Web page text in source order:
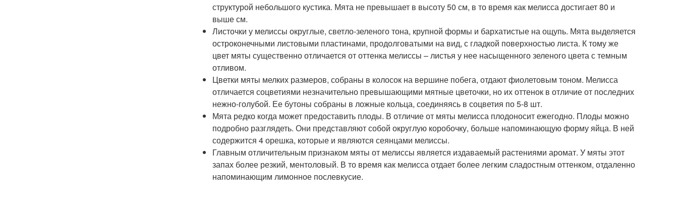
структурой небольшого кустика. Мята не превышает в высоту 50 см, в то время как мелисса достигает 80 и
выше см.
Листочки у мелиссы округлые, светло-зеленого тона, крупной формы и бархатистые на ощупь. Мята выделяется
остроконечными листовыми пластинами, продолговатыми на вид, с гладкой поверхностью листа. К тому же
цвет мяты существенно отличается от оттенка мелиссы – листья у нее насыщенного зеленого цвета с темным
отливом.
Цветки мяты мелких размеров, собраны в колосок на вершине побега, отдают фиолетовым тоном. Мелисса
отличается соцветиями незначительно превышающими мятные цветочки, но их оттенок в отличие от последних
нежно-голубой. Ее бутоны собраны в ложные кольца, соединяясь в соцветия по 5-8 шт.
Мята редко когда может предоставить плоды. В отличие от мяты мелисса плодоносит ежегодно. Плоды можно
подробно разглядеть. Они представляют собой округлую коробочку, больше напоминающую форму яйца. В ней
содержится 4 орешка, которые и являются сеянцами мелиссы.
Главным отличительным признаком мяты от мелиссы является издаваемый растениями аромат. У мяты этот
запах более резкий, ментоловый. В то время как мелисса отдает более легким сладостным оттенком, отдаленно
напоминающим лимонное послевкусие.